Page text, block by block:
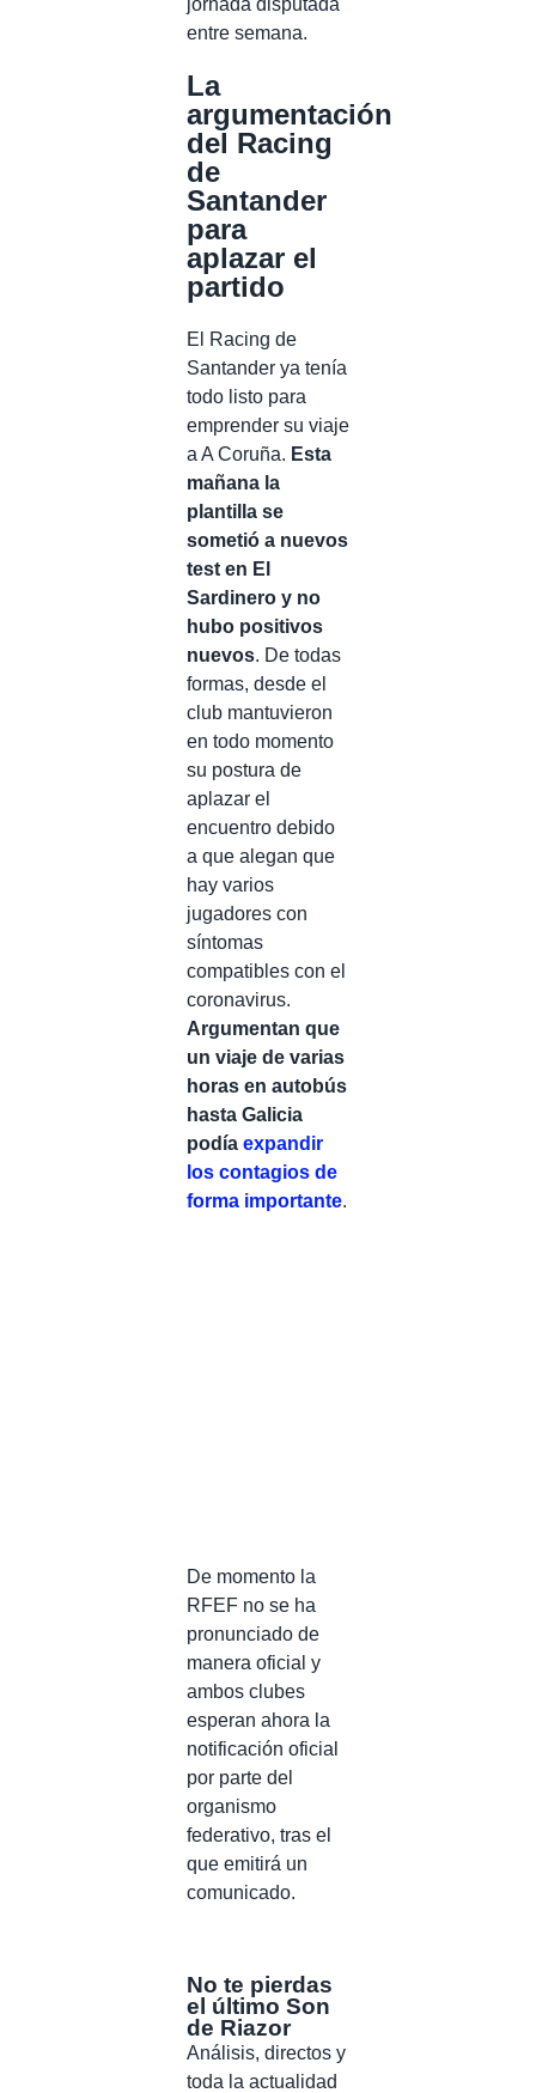
jornada disputada
entre semana.
La
argumentación
del Racing
de
Santander
para
aplazar el
partido
El Racing de
Santander ya tenía
todo listo para
emprender su viaje
a A Coruña. Esta
mañana la
plantilla se
sometió a nuevos
test en El
Sardinero y no
hubo positivos
nuevos. De todas
formas, desde el
club mantuvieron
en todo momento
su postura de
aplazar el
encuentro debido
a que alegan que
hay varios
jugadores con
síntomas
compatibles con el
coronavirus.
Argumentan que
un viaje de varias
horas en autobús
hasta Galicia
podía expandir
los contagios de
forma importante.
De momento la
RFEF no se ha
pronunciado de
manera oficial y
ambos clubes
esperan ahora la
notificación oficial
por parte del
organismo
federativo, tras el
que emitirá un
comunicado.
No te pierdas
el último Son
de Riazor
Análisis, directos y
toda la actualidad